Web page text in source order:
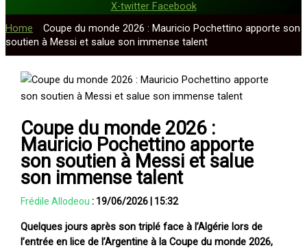
X-twitter Facebook
Home
Coupe du monde 2026 : Mauricio Pochettino apporte son
soutien à Messi et salue son immense talent
Coupe du monde 2026 :
Mauricio Pochettino apporte
son soutien à Messi et salue
son immense talent
Frédile Allodeou : 19/06/2026| 15:32
Quelques jours après son triplé face à l’Algérie lors de
l’entrée en lice de l’Argentine à la Coupe du monde 2026,